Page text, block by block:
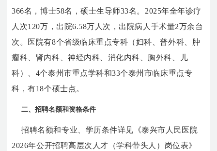
366名，博士58名，硕士生导师33名。2025年全年诊疗
人次120万，出院6.58万人次，出院病人手术量2万余台
次。医院有8个省级临床重点专科（妇科、普外科、肿
瘤科、肾内科、神经内科、消化内科、胸外科、儿
科）、4个泰州市重点学科和33个泰州市临床重点专
科，有18个硕士点。
二、招聘名额和资格条件
招聘名额和专业、学历条件详见《泰兴市人民医院
2026年公开招聘高层次人才（学科带头人）岗位表》